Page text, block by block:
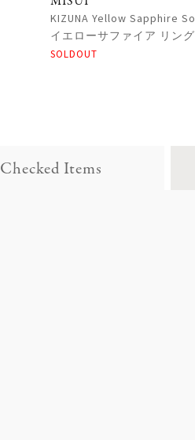
KIZUNA Yellow Sapphire
イエローサファイア リング
SOLDOUT
Checked Items